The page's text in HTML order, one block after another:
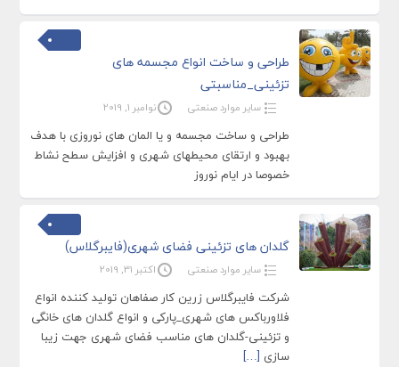
طراحی و ساخت انواع مجسمه های
تزئینی_مناسبتی
سایر موارد صنعتی نوامبر 1, 2019
طراحی و ساخت مجسمه و یا المان های نوروزی با هدف
بهبود و ارتقای محیطهای شهری و افزایش سطح نشاط
خصوصا در ایام نوروز
گلدان های تزئینی فضای شهری(فایبرگلاس)
سایر موارد صنعتی اکتبر 31, 2019
شرکت فایبرگلاس زرین کار صفاهان تولید کننده انواع
فلاورباکس های شهری_پارکی و انواع گلدان های خانگی
و تزئینی-گلدان های مناسب فضای شهری جهت زیبا
سازی […]